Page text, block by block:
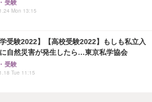
受験
Mon 13:15
学受験2022】【高校受験2022】もしも私立入
自然災害が発生したら…東京私学協会
受験
Tue 11:15